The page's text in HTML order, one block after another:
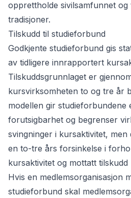
opprettholde sivilsamfunnet
tradisjoner.
Tilskudd til studieforbund
Godkjente studieforbund gis
av tidligere innrapportert
Tilskuddsgrunnlaget er
kursvirksomheten to og tre år
modellen gir studieforbundene
forutsigbarhet og begrenser
svingninger i kursaktivitet,
en to-tre års forsinkelse i
kursaktivitet og mottatt tilskudd
Hvis en medlemsorganisasjon
studieforbund skal